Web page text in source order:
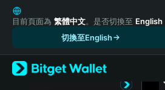
English
日本語
Русский
Español (Latinoamérica)
Türkçe
目前頁面為 繁體中文。是否切換至 English
切換至English